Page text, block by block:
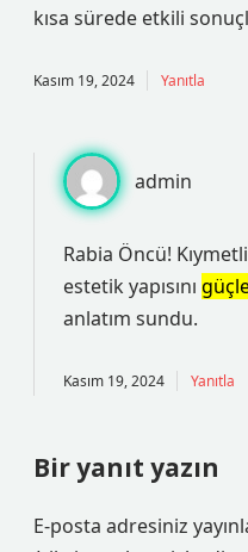
kısa sürede etkili
Kasım 19, 2024 Yanıtla
admin
Rabia Öncü!
estetik yapısını
anlatım sundu.
Kasım 19, 2024 Yanıtla
Bir yanıt yazın
E-posta adresiniz